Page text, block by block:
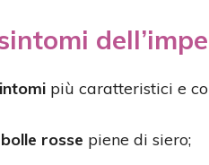
più caratteristici e
bolle rosse piene di siero;